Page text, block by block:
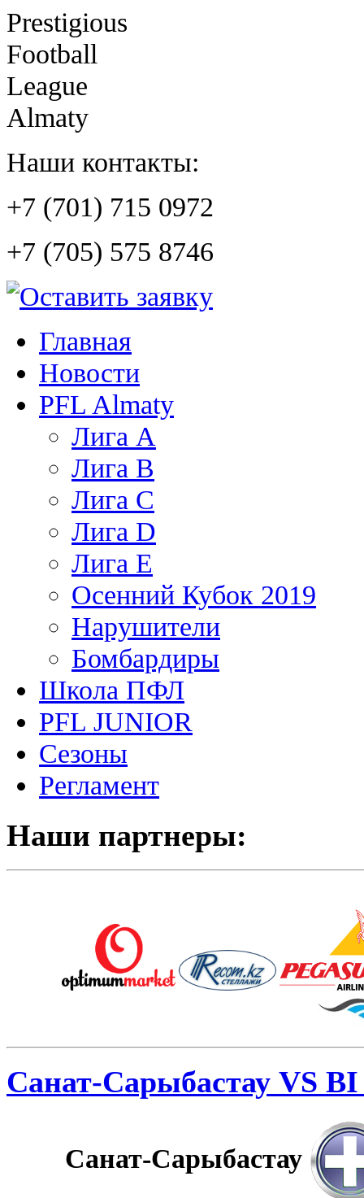
Prestigious
Football
League
Almaty
Наши контакты:
+7 (701) 715 0972
+7 (705) 575 8746
Главная
Новости
PFL Almaty
Лига A
Лига В
Лига С
Лига D
Лига Е
Осенний Кубок 2019
Нарушители
Бомбардиры
Школа ПФЛ
PFL JUNIOR
Сезоны
Регламент
Наши партнеры:
Санат-Сарыбастау VS
Санат-Сарыбастау